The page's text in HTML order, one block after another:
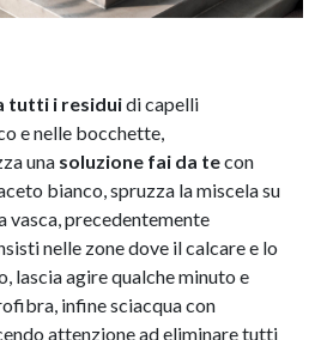
tutti i residuidi capelli
e nelle bocchette,
una soluzione fai da tecon
bianco, spruzza la miscela su
vasca, precedentemente
nelle zone dove il calcare e lo
lascia agire qualche minuto e
infine sciacqua con
attenzione ad eliminare tutti